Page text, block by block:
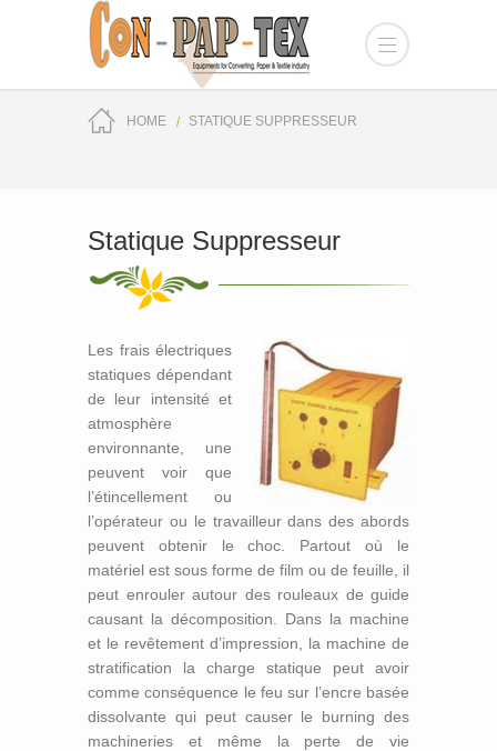
HOME STATIQUE SUPPRESSEUR
Statique Suppresseur
Les frais électriques
statiques dépendant
de leur intensité et
atmosphère
environnante, une
peuvent voir que
l’étincellement ou
l’opérateur ou le travailleur dans des abords
peuvent obtenir le choc. Partout où le
matériel est sous forme de film ou de feuille, il
peut enrouler autour des rouleaux de guide
causant la décomposition. Dans la machine
et le revêtement d’impression, la machine de
stratification la charge statique peut avoir
comme conséquence le feu sur l’encre basée
dissolvante qui peut causer le burning des
machineries et même la perte de vie